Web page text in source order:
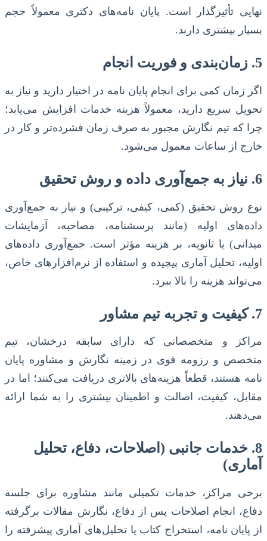
نهایی تأثیرگذار است. پایان نامه‌های دکتری معمولاً حجم
بسیار بیشتری دارند.
5. زمان‌بندی و فوریت انجام
اگر زمان کمی برای انجام پایان نامه در اختیار دارید و نیاز به
تحویل سریع دارید، معمولاً هزینه خدمات افزایش می‌یابد؛
چرا که تیم نگارش مجبور به صرف زمان فشرده‌تر و کار در
خارج از ساعات معمول می‌شود.
6. نیاز به جمع‌آوری داده و روش تحقیق
نوع روش تحقیق (کمی، کیفی، ترکیبی) و نیاز به جمع‌آوری
داده‌های اولیه (مانند پرسشنامه، مصاحبه، آزمایشات
میدانی) یا ثانویه، بر هزینه مؤثر است. جمع‌آوری داده‌های
اولیه، تحلیل آماری پیچیده و استفاده از نرم‌افزارهای خاص،
می‌تواند هزینه را بالا ببرد.
7. کیفیت و تجربه تیم مشاور
مراکز و متخصصانی که دارای سابقه درخشان، تیم
متخصص و رزومه قوی در زمینه نگارش و مشاوره پایان
نامه هستند، قطعاً هزینه‌های بالاتری دریافت می‌کنند؛ اما در
مقابل، کیفیت، اصالت و اطمینان بیشتری را به شما ارائه
می‌دهند.
8. خدمات جانبی (اصلاحات، دفاع، تحلیل
آماری)
برخی مراکز، خدمات تکمیلی مانند مشاوره برای جلسه
دفاع، انجام اصلاحات پس از دفاع، نگارش مقالات برگرفته
از پایان نامه، استخراج کتاب یا تحلیل‌های آماری پیشرفته را